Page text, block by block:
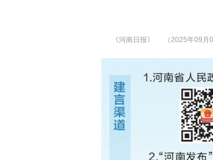
《河南日报》 （2025年09月